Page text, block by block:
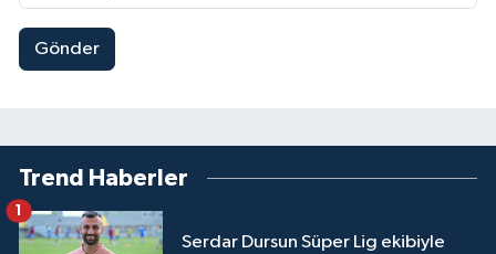
Gönder
Trend Haberler
Serdar Dursun Süper Lig ekibiyle
1